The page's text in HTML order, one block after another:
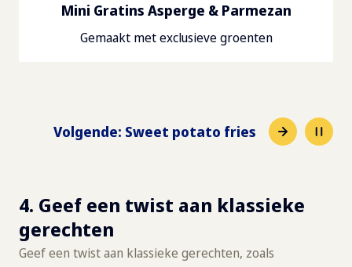
Volgende:Beer battered Onion Rings
Sweet potato fries
Aantrekkelijke kleur en extra knapperig
4. Geef een twist aan klassieke
gerechten
Geef een twist aan klassieke gerechten, zoals